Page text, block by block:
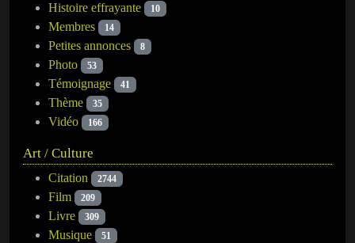
Histoire effrayante 10
Membres 14
Petites annonces 8
Photo 53
Témoignage 41
Thème 35
Vidéo 166
Art / Culture
Citation 2744
Film 209
Livre 309
Musique 51